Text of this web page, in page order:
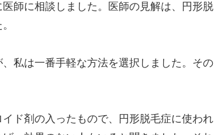
師に相談しました。医師の見解は、円形脱
私は一番手軽な方法を選択しました。その
ド剤の入ったもので、円形脱毛症に使われ